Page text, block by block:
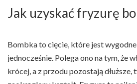
Jak uzyskać fryzurę
Bombka to cięcie, które jest
jednocześnie. Polega ono na tym, że
krócej, a z przodu pozostają